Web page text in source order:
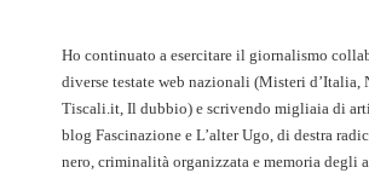
Ho continuato a esercitare il giornalismo
diverse testate web nazionali (Misteri d’Italia,
Tiscali.it, Il dubbio) e scrivendo migliaia di
blog Fascinazione e L’alter Ugo, di destra
nero, criminalità organizzata e memoria degli